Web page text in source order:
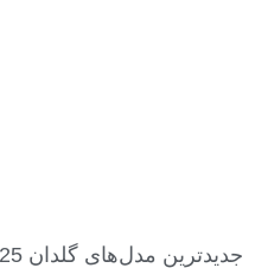
جدیدترین مدل‌های گلدان 2025 و روش انتخاب صحیح آن